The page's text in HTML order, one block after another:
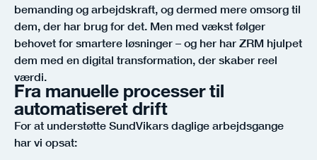
bemanding og arbejdskraft, og dermed mere omsorg til
dem, der har brug for det. Men med vækst følger
behovet for smartere løsninger – og her har ZRM hjulpet
dem med en digital transformation, der skaber reel
værdi.
Fra manuelle processer til
automatiseret drift
For at understøtte SundVikars daglige arbejdsgange
har vi opsat: